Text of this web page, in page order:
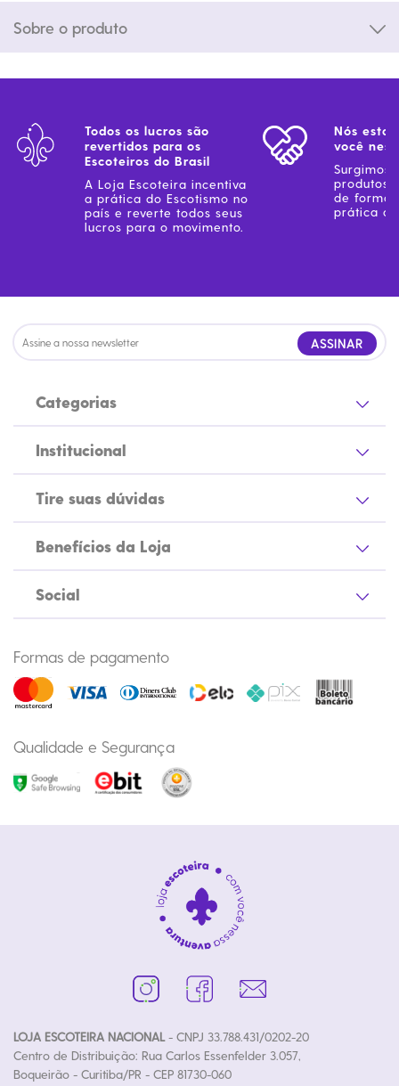
Sobre o produto
Todos os lucros são
revertidos para os
Escoteiros do Brasil
A Loja Escoteira incentiva
a prática do Escotismo no
país e reverte todos seus
lucros para o movimento.
Nós
você
Surgimos
produtos
de forma
prática
ASSINAR
Categorias
Institucional
Tire suas dúvidas
Benefícios da Loja
Social
Formas de pagamento
Qualidade e Segurança
LOJA ESCOTEIRA NACIONAL- CNPJ 33.788.431/0202-20
Centro de Distribuição: Rua Carlos Essenfelder 3.057,
Boqueirão - Curitiba/PR - CEP 81730-060